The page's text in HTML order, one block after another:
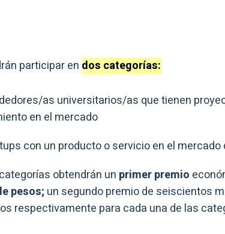
participar en dos categorías:
as universitarios/as que tienen
en el mercado
con un producto o servicio en el
obtendrán un primer premio
pesos; un segundo premio de seiscientos
respectivamente para cada una de las